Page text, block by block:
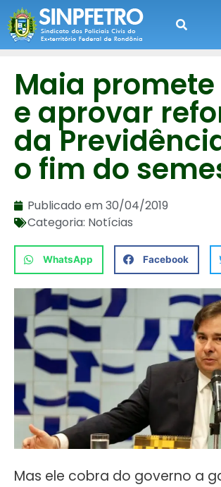
Maia
e aprovar
da
o fim do
Publicado em30/04/2019
Categoria: Notícias
WhatsApp Facebook
Mas ele cobra do governo a